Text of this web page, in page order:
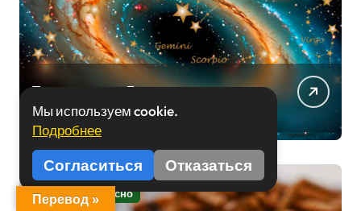
Гороскоп на 5 августа
Это интерересно
Мы используем cookie.
Подробнее
Согласиться Отказаться
Перевод »